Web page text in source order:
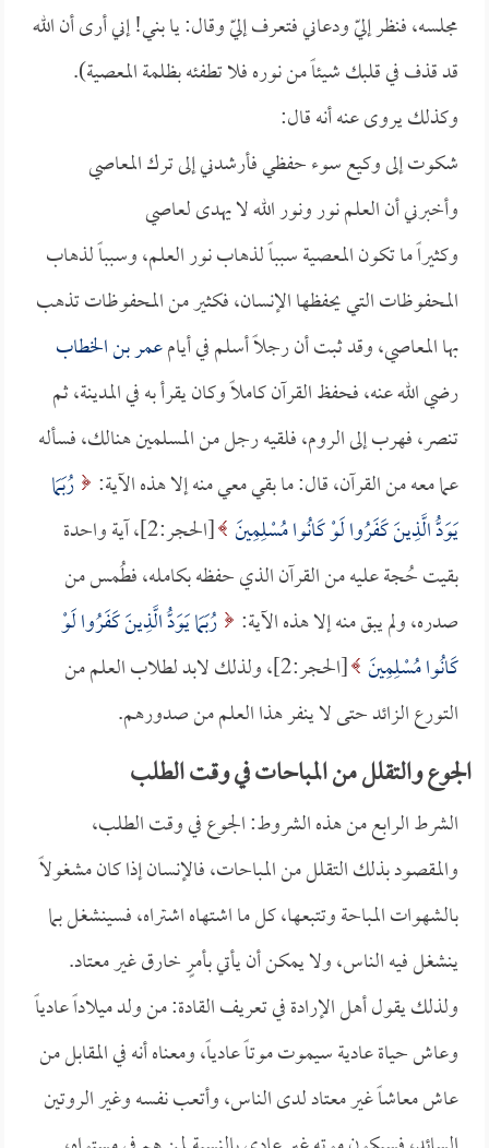
مجلسه، فنظر إليّ ودعاني فتعرف إليّ وقال: يا بني! إني أرى أن الله
قد قذف في قلبك شيئاً من نوره فلا تطفئه بظلمة المعصية).
وكذلك يروى عنه أنه قال:
شكوت إلى وكيع سوء حفظي فأرشدني إلى ترك المعاصي
وأخبرني أن العلم نور ونور الله لا يهدى لعاصي
وكثيراً ما تكون المعصية سبباً لذهاب نور العلم، وسبباً لذهاب
المحفوظات التي يحفظها الإنسان، فكثير من المحفوظات تذهب
بها المعاصي، وقد ثبت أن رجلاً أسلم في أيامعمر بن الخطاب
رضي الله عنه، فحفظ القرآن كاملاً وكان يقرأ به في المدينة، ثم
تنصر، فهرب إلى الروم، فلقيه رجل من المسلمين هنالك، فسأله
عما معه من القرآن، قال: ما بقي معي منه إلا هذه الآية: رُبَمَا
يَوَدُّ الَّذِينَ كَفَرُوا لَوْ كَانُوا مُسْلِمِينَ
[الحجر:2]، آية واحدة
بقيت حُجة عليه من القرآن الذي حفظه بكامله، فطُمس من
صدره، ولم يبق منه إلا هذه الآية: رُبَمَا يَوَدُّ الَّذِينَ كَفَرُوا لَوْ
كَانُوا مُسْلِمِينَ
[الحجر:2]، ولذلك لابد لطلاب العلم من
التورع الزائد حتى لا ينفر هذا العلم من صدورهم.
الجوع والتقلل من المباحات في وقت الطلب
الشرط الرابع من هذه الشروط: الجوع في وقت الطلب،
والمقصود بذلك التقلل من المباحات، فالإنسان إذا كان مشغولاً
بالشهوات المباحة وتتبعها، كل ما اشتهاه اشتراه، فسينشغل بما
ينشغل فيه الناس، ولا يمكن أن يأتي بأمرٍ خارق غير معتاد.
ولذلك يقول أهل الإرادة في تعريف القادة: من ولد ميلاداً عادياً
وعاش حياة عادية سيموت موتاً عادياً، ومعناه أنه في المقابل من
عاش معاشاً غير معتاد لدى الناس، وأتعب نفسه وغير الروتين